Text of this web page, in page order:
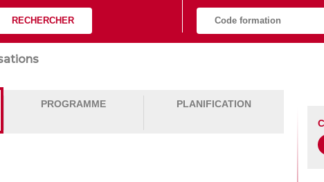
RECHERCHER
PROGRAMME PLANIFICATION